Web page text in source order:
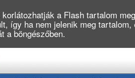
a Flash tartalom
így ha nem jelenik meg
a böngészőben.